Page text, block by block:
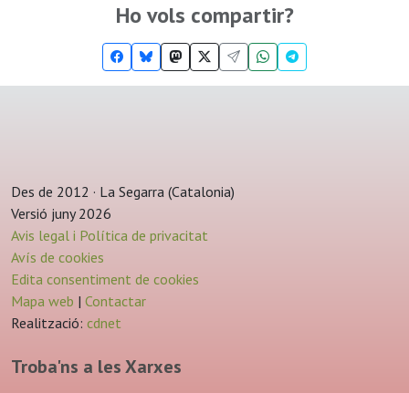
Ho vols compartir?
Des de 2012 · La Segarra (Catalonia)
Versió juny 2026
Avis legal i Política de privacitat
Avís de cookies
Edita consentiment de cookies
Mapa web | Contactar
Realització: cdnet
Troba'ns a les Xarxes